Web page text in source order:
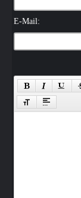
E-Mail: